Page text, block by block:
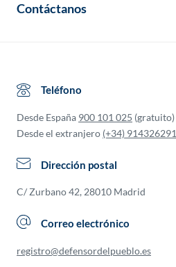
Contáctanos
Teléfono
Desde España 900 101 025 (gratuito)
Desde el extranjero (+34) 914326291
Dirección postal
C/ Zurbano 42, 28010 Madrid
Correo electrónico
registro@defensordelpueblo.es